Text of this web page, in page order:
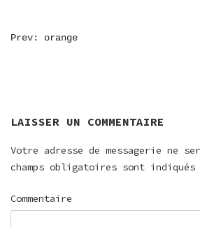
NAVIGATION
Prev: orange
LAISSER UN COMMENTAIRE
Votre adresse de messagerie ne
champs obligatoires sont indiqués
Commentaire